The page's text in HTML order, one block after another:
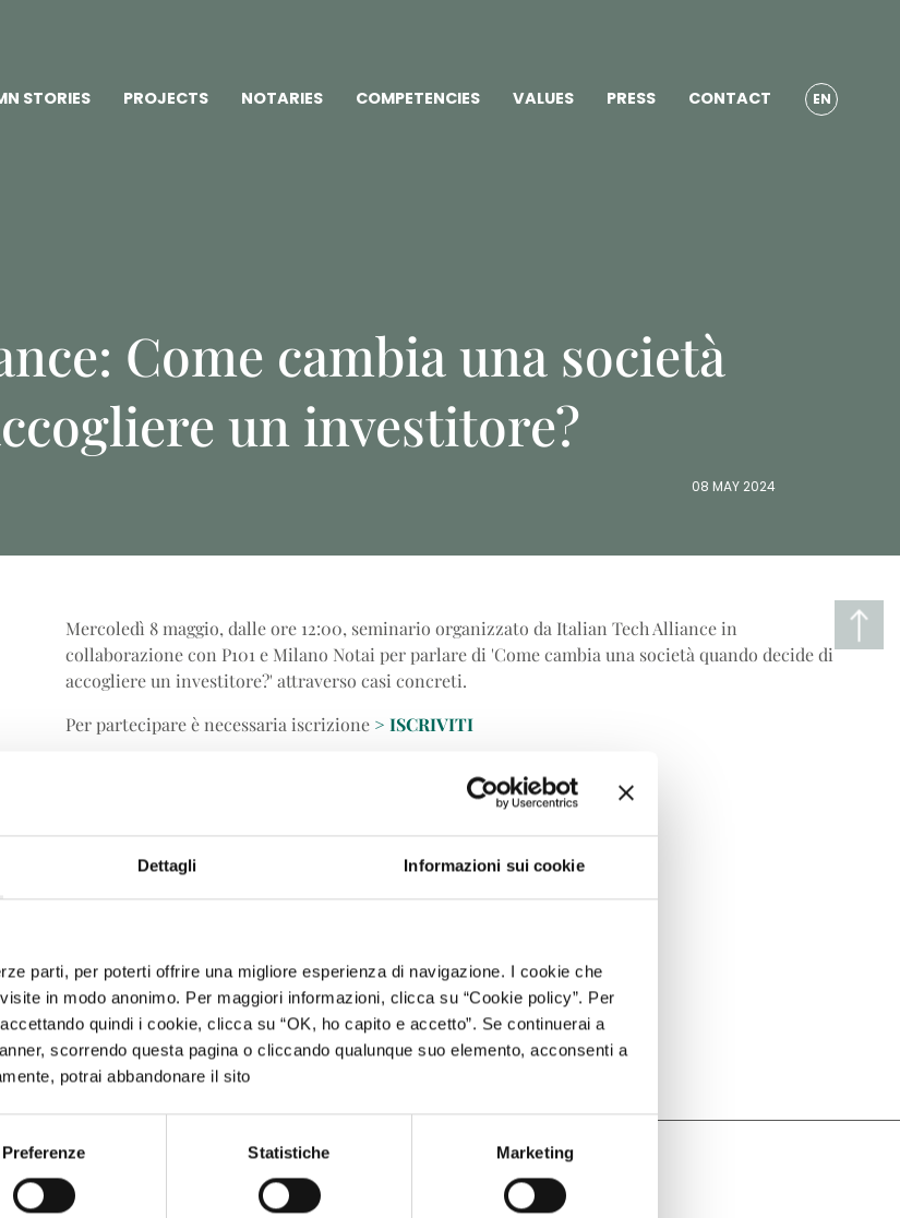
Dettagli Informazioni sui cookie
parti, per poterti offrire una migliore esperienza di navigazione. I cookie che
in modo anonimo. Per maggiori informazioni, clicca su “Cookie policy”. Per
quindi i cookie, clicca su “OK, ho capito e accetto”. Se continuerai a
scorrendo questa pagina o cliccando qualunque suo elemento, acconsenti a
potrai abbandonare il sito
Preferenze Statistiche Marketing
STORIES PROJECTS NOTARIES COMPETENCIES VALUES PRESS CONTACT EN
Come cambia una società
un investitore?
08 MAY 2024
Mercoledì 8 maggio, dalle ore 12:00, seminario organizzato da Italian Tech Alliance in
collaborazione con P101 e Milano Notai per parlare di 'Come cambia una società quando decide di
accogliere un investitore?' attraverso casi concreti.
Per partecipare è necessaria iscrizione > ISCRIVITI